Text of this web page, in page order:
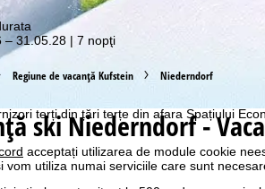
web, utilizăm module cookie pentru a
partenerii noștri. Profilurile de utilizare sunt
Aceste profiluri de utilizare sunt
personalizată și măsurarea razei de
terți din țări terțe din afara Spațiului
acceptați utilizarea de module cookie
vom utiliza numai serviciile care sunt
– 31.05.28 | 7 nopţi
Regiune de vacanță Kufstein Niederndorf
skiNiederndorf -